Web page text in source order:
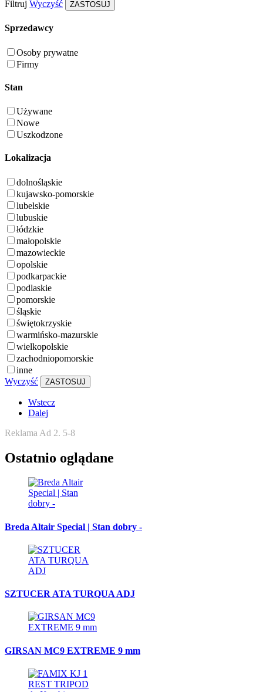
Filtruj Wyczyść ZASTOSUJ
Sprzedawcy
Osoby prywatne
Firmy
Stan
Używane
Nowe
Uszkodzone
Lokalizacja
dolnośląskie
kujawsko-pomorskie
lubelskie
lubuskie
łódzkie
małopolskie
mazowieckie
opolskie
podkarpackie
podlaskie
pomorskie
śląskie
świętokrzyskie
warmińsko-mazurskie
wielkopolskie
zachodniopomorskie
inne
Wyczyść
ZASTOSUJ
Wstecz
Dalej
Reklama Ad 2. 5-8
Ostatnio oglądane
Breda Altair Special | Stan dobry -
SZTUCER ATA TURQUA ADJ
GIRSAN MC9 EXTREME 9 mm